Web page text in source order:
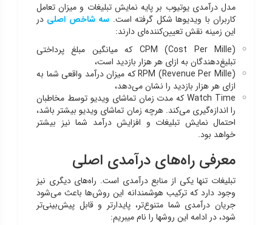
مدل درآمدی یوتیوب بر پایه نمایش تبلیغات و میزان تعامل
کاربران با ویدیوها شکل گرفته است. سه شاخص اصلی در
این زمینه نقش تعیین‌کننده‌ای دارند:
CPM (Cost Per Mille) که میانگین مبلغ پرداختی
تبلیغ‌دهندگان به ازای هر هزار بازدید است،
RPM (Revenue Per Mille) که میزان درآمد واقعی شما به
ازای هر هزار بازدید را نشان می‌دهد،
Watch Time که مدت زمان تماشای ویدیو توسط مخاطبان
را اندازه‌گیری می‌کند. هرچه زمان تماشای ویدیو بیشتر باشد،
احتمال نمایش تبلیغات و افزایش درآمد شما نیز بیشتر
خواهد بود.
معرفی راه‌های درآمدی اصلی
تبلیغات تنها یکی از منابع درآمدی است. راه‌های دیگری نیز
وجود دارد که ترکیب هوشمندانه این روش‌ها باعث می‌شود
جریان درآمدی شما متنوع‌تر، پایدارتر و قابل پیش‌بینی‌تر
شود، در ادامه این روشها را نام میبریم: